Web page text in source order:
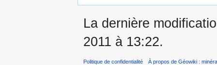
La dernière
2011 à 13:22.
Politique de confidentialité À propos de Géowiki :